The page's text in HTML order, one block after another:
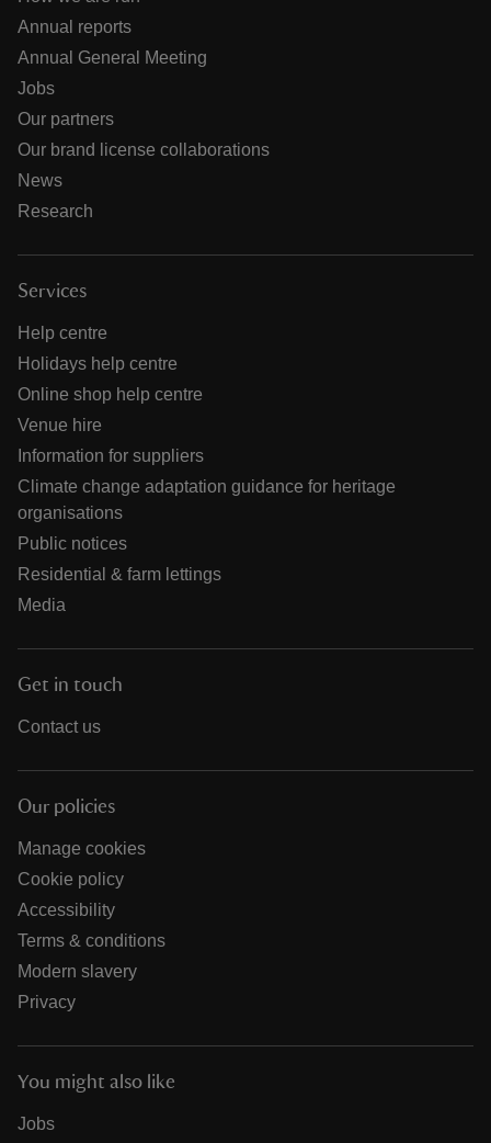
Annual reports
Annual General Meeting
Jobs
Our partners
Our brand license collaborations
News
Research
Services
Help centre
Holidays help centre
Online shop help centre
Venue hire
Information for suppliers
Climate change adaptation guidance for heritage
organisations
Public notices
Residential & farm lettings
Media
Get in touch
Contact us
Our policies
Manage cookies
Cookie policy
Accessibility
Terms & conditions
Modern slavery
Privacy
You might also like
Jobs